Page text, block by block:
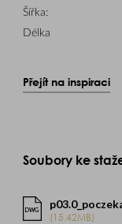
Šířka:
Délka
Soubory ke
DWG
(15.42MB)
Přejít na inspiraci